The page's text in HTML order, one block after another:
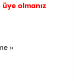
olmanız
»